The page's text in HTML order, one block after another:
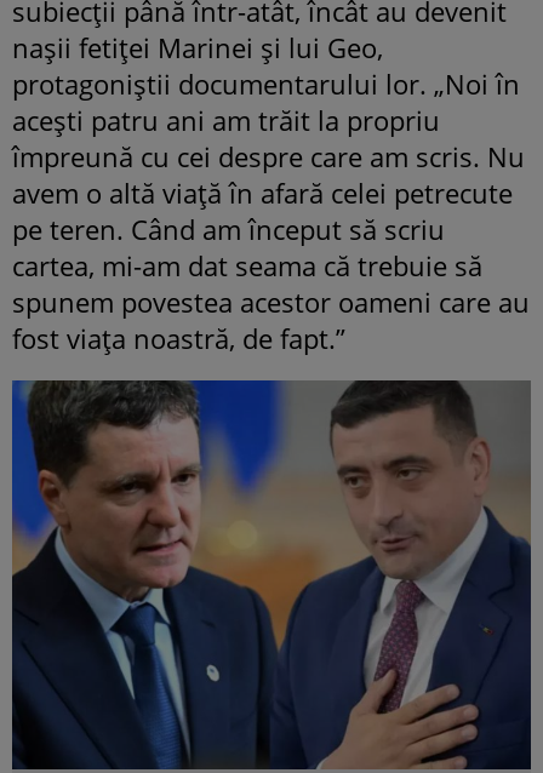
subiecții până într-atât, încât au devenit
nașii fetiței Marinei și lui Geo,
protagoniștii documentarului lor. „Noi în
acești patru ani am trăit la propriu
împreună cu cei despre care am scris. Nu
avem o altă viață în afară celei petrecute
pe teren. Când am început să scriu
cartea, mi-am dat seama că trebuie să
spunem povestea acestor oameni care au
fost viața noastră, de fapt.”